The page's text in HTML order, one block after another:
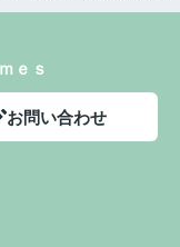
ｅｓ
お問い合わせ